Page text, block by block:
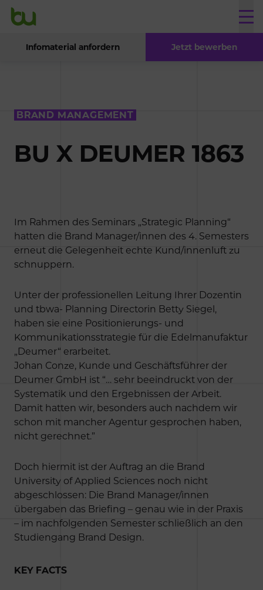
Infomaterial anfordern Jetzt bewerben
BRAND MANAGEMENT
BU X DEUMER 1863
Im Rahmen des Seminars „Strategic Planning“
hatten die Brand Manager/innen des 4. Semesters
erneut die Gelegenheit echte Kund/innenluft zu
schnuppern.
Unter der professionellen Leitung Ihrer Dozentin
und tbwa- Planning Directorin Betty Siegel,
haben sie eine Positionierungs- und
Kommunikationsstrategie für die Edelmanufaktur
„Deumer“ erarbeitet.
Johan Conze, Kunde und Geschäftsführer der
Deumer GmbH ist “… sehr beeindruckt von der
Systematik und den Ergebnissen der Arbeit.
Damit hatten wir, besonders auch nachdem wir
schon mit mancher Agentur gesprochen haben,
nicht gerechnet.”
Doch hiermit ist der Auftrag an die Brand
University of Applied Sciences noch nicht
abgeschlossen: Die Brand Manager/innen
übergaben das Briefing – genau wie in der Praxis
– im nachfolgenden Semester schließlich an den
Studiengang Brand Design.
KEY FACTS